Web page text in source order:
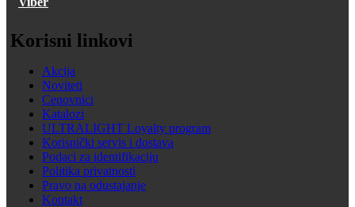
Korisni linkovi
Akcija
Noviteti
Cenovnici
Katalozi
ULTRALIGHT Loyalty program
Korisnički servis i dostava
Podaci za identifikaciju
Politika privatnosti
Pravo na odustajanje
Kontakt